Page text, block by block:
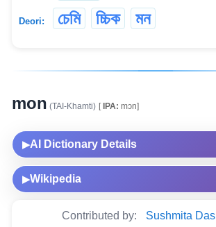
Deori: চেমি চ্চিক মন
mon (TAI-Khamti) [IPA: mɔn]
▶AI Dictionary Details
▶Wikipedia
Contributed by: Sushmita Das